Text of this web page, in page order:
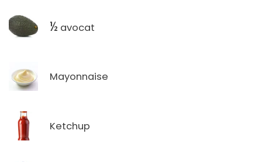
½ avocat
Mayonnaise
Ketchup